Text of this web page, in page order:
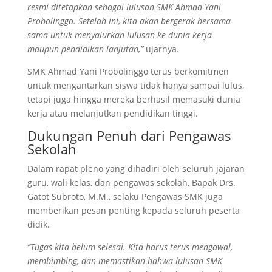
resmi ditetapkan sebagai lulusan SMK Ahmad Yani
Probolinggo. Setelah ini, kita akan bergerak bersama-
sama untuk menyalurkan lulusan ke dunia kerja
maupun pendidikan lanjutan,”ujarnya.
SMK Ahmad Yani Probolinggo terus berkomitmen
untuk mengantarkan siswa tidak hanya sampai lulus,
tetapi juga hingga mereka berhasil memasuki dunia
kerja atau melanjutkan pendidikan tinggi.
Dukungan Penuh dari Pengawas
Sekolah
Dalam rapat pleno yang dihadiri oleh seluruh jajaran
guru, wali kelas, dan pengawas sekolah, Bapak Drs.
Gatot Subroto, M.M., selaku Pengawas SMK juga
memberikan pesan penting kepada seluruh peserta
didik.
“Tugas kita belum selesai. Kita harus terus mengawal,
membimbing, dan memastikan bahwa lulusan SMK